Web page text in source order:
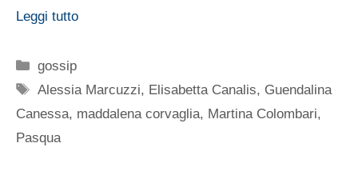
Leggi tutto
Categorie
gossip
Tag
Alessia Marcuzzi, Elisabetta Canalis, Guendalina
Canessa, maddalena corvaglia, Martina Colombari,
Pasqua